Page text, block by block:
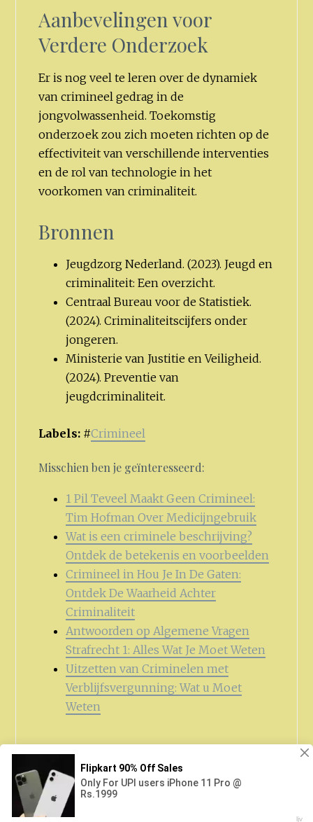
Aanbevelingen voor
Verdere Onderzoek
Er is nog veel te leren over de dynamiek
van crimineel gedrag in de
jongvolwassenheid. Toekomstig
onderzoek zou zich moeten richten op de
effectiviteit van verschillende interventies
en de rol van technologie in het
voorkomen van criminaliteit.
Bronnen
Jeugdzorg Nederland. (2023). Jeugd en
criminaliteit: Een overzicht.
Centraal Bureau voor de Statistiek.
(2024). Criminaliteitscijfers onder
jongeren.
Ministerie van Justitie en Veiligheid.
(2024). Preventie van
jeugdcriminaliteit.
Labels: #Crimineel
Misschien ben je geïnteresseerd:
1 Pil Teveel Maakt Geen Crimineel:
Tim Hofman Over Medicijngebruik
Wat is een criminele beschrijving?
Ontdek de betekenis en voorbeelden
Crimineel in Hou Je In De Gaten:
Ontdek De Waarheid Achter
Criminaliteit
Antwoorden op Algemene Vragen
Strafrecht 1: Alles Wat Je Moet Weten
Uitzetten van Criminelen met
Verblijfsvergunning: Wat u Moet
Weten
Zoeken
naar: